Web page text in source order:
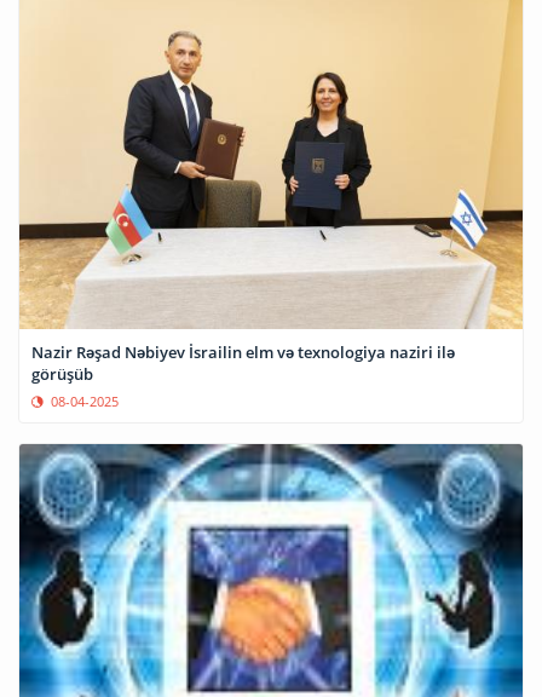
Nazir Rəşad Nəbiyev İsrailin elm və texnologiya naziri ilə
görüşüb
08-04-2025